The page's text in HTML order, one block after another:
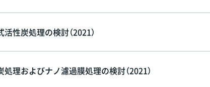
性炭処理の検討（2021）
理およびナノ濾過膜処理の検討（2021）